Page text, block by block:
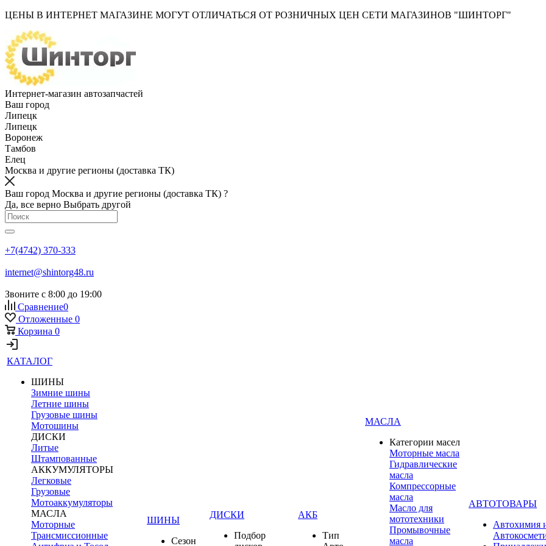
ЦЕНЫ В ИНТЕРНЕТ МАГАЗИНЕ МОГУТ ОТЛИЧАТЬСЯ ОТ РОЗНИЧНЫХ ЦЕН СЕТИ МАГАЗИНОВ "ШИНТОРГ"
Интернет-магазин автозапчастей
Ваш город
Липецк
Липецк
Воронеж
Тамбов
Елец
Москва и другие регионы (доставка ТК)
Ваш город Москва и другие регионы (доставка ТК) ?
Да, все верно Выбрать другой
+7(4742) 370-333
internet@shintorg48.ru
Звоните с 8:00 до 19:00
Сравнение0
Отложенные 0
Корзина 0
КАТАЛОГ
ШИНЫ
Зимние шины
Летние шины
Грузовые шины
Мотошины
ДИСКИ
Литые
Штампованные
АККУМУЛЯТОРЫ
Легковые
Грузовые
Мотоаккумуляторы
МАСЛА
Моторные
Трансмиссионные
ШИНЫ
Сезон
ДИСКИ
Подбор
АКБ
Тип
МАСЛА
Категории масел
Моторные масла
Гидравлические
масла
Компрессорные
масла
Масло для
мототехники
Промывочные
масла
АВТОТОВАРЫ
Автохимия